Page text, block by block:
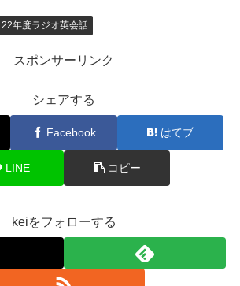
22年度ラジオ英会話
スポンサーリンク
シェアする
Facebook はてブ
LINE コピー
keiをフォローする